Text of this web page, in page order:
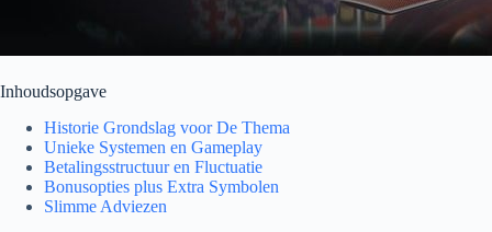
Inhoudsopgave
Historie Grondslag voor De Thema
Unieke Systemen en Gameplay
Betalingsstructuur en Fluctuatie
Bonusopties plus Extra Symbolen
Slimme Adviezen